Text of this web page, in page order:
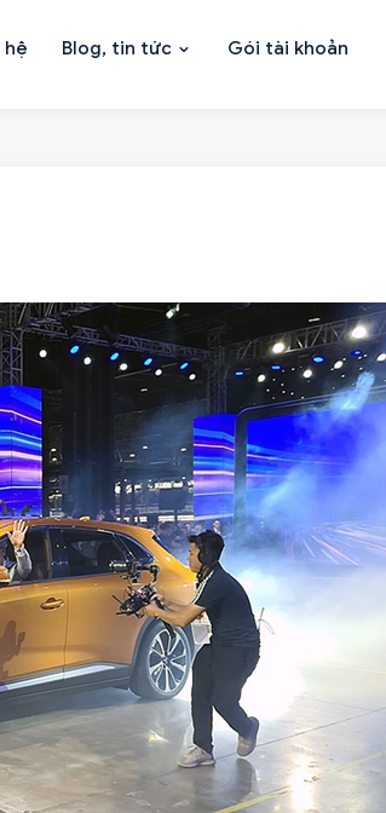
hệ Blog, tin tức Gói tài khoản